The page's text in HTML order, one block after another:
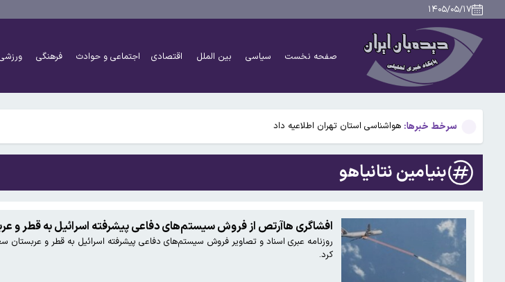
۱۴۰۵/۰۵/۱۷
صفحه نخست سیاسی بین الملل اقتصادی اجتماعی و حوادث فرهنگی
سرخط خبرها:
تایید تلویحی استعفای ذوالقدر توسط پزشکیان/ واکنش اعضای دولت به خبر استعفای دبیر شورای عالی امنیت
قیمت ملک در دور باطل؛ بازار مسکن در تله قیمت‌سازی سازندگان خرد
گزینه ترامپ به عنوان دادستان کل آمریکا انتخاب شد
هواشناسی استان تهران اطلاعیه داد
نماینده مجلس: مذاکرات ایران و عمان هیچ ارتباطی به بازگشایی تنگه هرمز ندارد
قیمت ملک در دور باطل؛ بازار مسکن در تله قیمت‌سازی سازندگان خرد
گزینه ترامپ به عنوان دادستان کل آمریکا انتخاب شد
بنیامین نتانیاهو
افشاگری هاآرتص از فروش سیستم‌های دفاعی پیشرفته اسرائیل به قطر و
کرد.